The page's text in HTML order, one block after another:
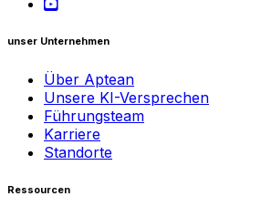
unser Unternehmen
Über Aptean
Unsere KI-Versprechen
Führungsteam
Karriere
Standorte
Ressourcen